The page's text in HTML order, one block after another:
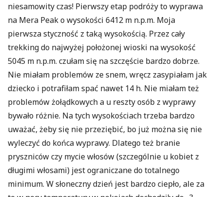
niesamowity czas! Pierwszy etap podróży to wyprawa
na Mera Peak o wysokości 6412 m n.p.m. Moja
pierwsza styczność z taką wysokością. Przez cały
trekking do najwyżej położonej wioski na wysokość
5045 m n.p.m. czułam się na szczęście bardzo dobrze.
Nie miałam problemów ze snem, wręcz zasypiałam jak
dziecko i potrafiłam spać nawet 14 h. Nie miałam też
problemów żołądkowych a u reszty osób z wyprawy
bywało różnie. Na tych wysokościach trzeba bardzo
uważać, żeby się nie przeziębić, bo już można się nie
wyleczyć do końca wyprawy. Dlatego też branie
pryszniców czy mycie włosów (szczególnie u kobiet z
długimi włosami) jest ograniczane do totalnego
minimum. W słoneczny dzień jest bardzo ciepło, ale za